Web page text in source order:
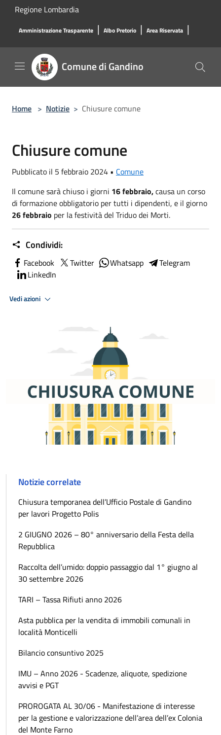
Salta al contenuto principale
Regione Lombardia
Amministrazione Trasparente | Albo Pretorio | Area Riservata |
Comune di Gandino
Home > Notizie > Chiusure comune
Chiusure comune
Pubblicato il 5 febbraio 2024 • Comune
Il comune sarà chiuso i giorni 16 febbraio,causa un corso
di formazione obbligatorio per tutti i dipendenti, e il giorno
26 febbraio per la festività del Triduo dei Morti.
Condividi:
Facebook Twitter Whatsapp
Telegram
LinkedIn
Vedi azioni
Notizie correlate
Chiusura temporanea dell’Ufficio Postale di Gandino
per lavori Progetto Polis
2 GIUGNO 2026 – 80° anniversario della Festa della
Repubblica
Raccolta dell’umido: doppio passaggio dal 1° giugno al
30 settembre 2026
TARI – Tassa Rifiuti anno 2026
Asta pubblica per la vendita di immobili comunali in
località Monticelli
Bilancio consuntivo 2025
IMU – Anno 2026 - Scadenze, aliquote, spedizione
avvisi e PGT
PROROGATA AL 30/06 - Manifestazione di interesse
per la gestione e valorizzazione dell’area dell’ex Colonia
del Monte Farno